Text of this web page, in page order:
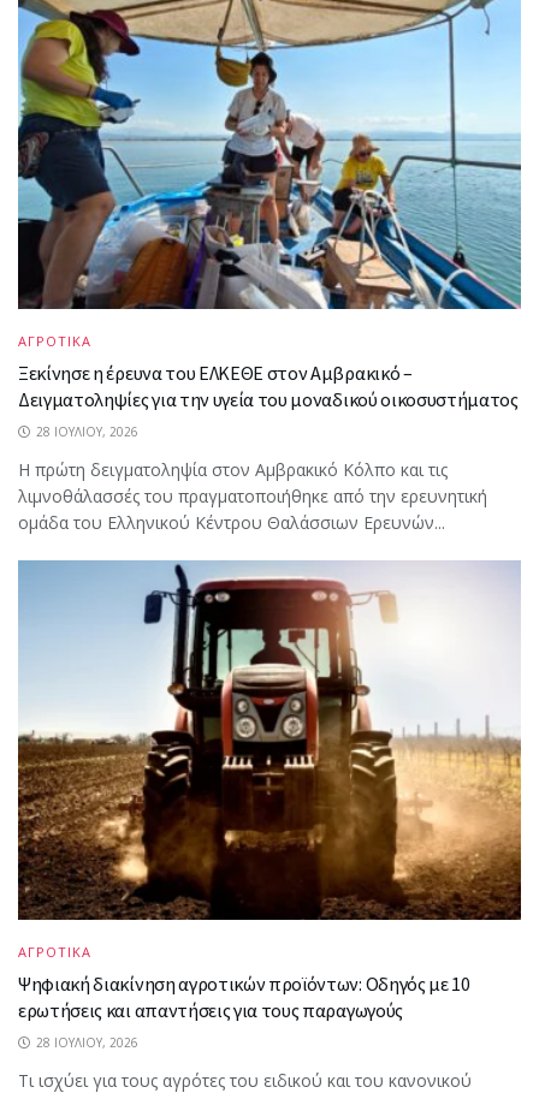
ΑΓΡΟΤΙΚΑ
Ξεκίνησε η έρευνα του ΕΛΚΕΘΕ στον Αμβρακικό –
Δειγματοληψίες για την υγεία του μοναδικού οικοσυστήματος
28 ΙΟΥΛΊΟΥ, 2026
Η πρώτη δειγματοληψία στον Αμβρακικό Κόλπο και τις
λιμνοθάλασσές του πραγματοποιήθηκε από την ερευνητική
ομάδα του Ελληνικού Κέντρου Θαλάσσιων Ερευνών...
ΑΓΡΟΤΙΚΑ
Ψηφιακή διακίνηση αγροτικών προϊόντων: Οδηγός με 10
ερωτήσεις και απαντήσεις για τους παραγωγούς
28 ΙΟΥΛΊΟΥ, 2026
Τι ισχύει για τους αγρότες του ειδικού και του κανονικού